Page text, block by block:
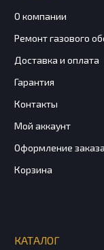
О компании
Ремонт газового
Доставка и оплата
Гарантия
Контакты
Мой аккаунт
Оформление заказа
Корзина
КАТАЛОГ